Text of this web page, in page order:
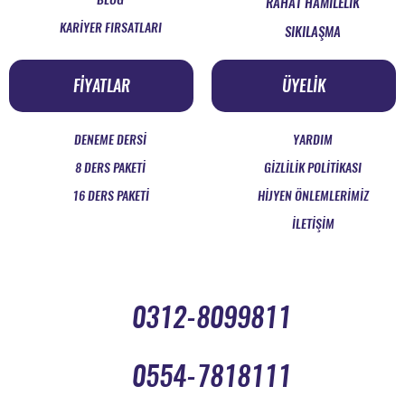
KARİYER FIRSATLARI
SIKILAŞMA
FİYATLAR
DENEME DERSİ
8 DERS PAKETİ
16 DERS PAKETİ
ÜYELİK
YARDIM
GİZLİLİK POLİTİKASI
HİJYEN ÖNLEMLERİMİZ
İLETİŞİM
0312-8099811
0554-7818111